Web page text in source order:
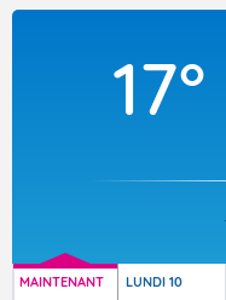
17°
MAINTENANT LUNDI 10